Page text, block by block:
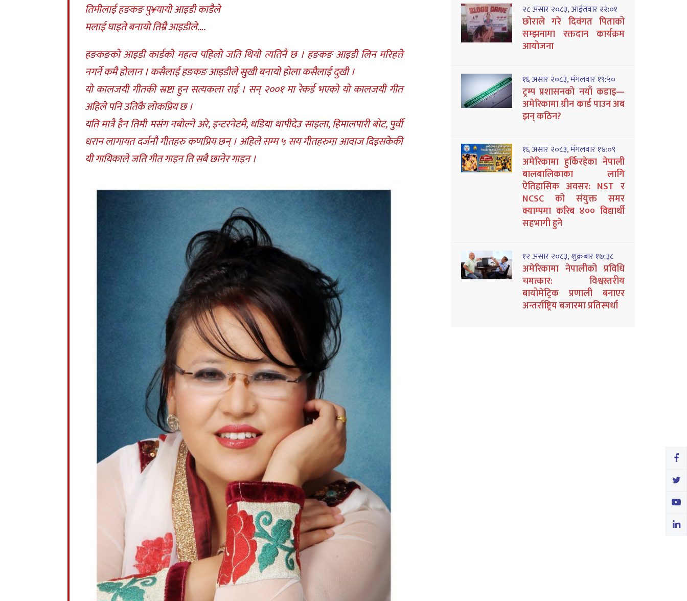
तिमीलाई हङकङ पु¥यायो आइडी काडैले
मलाई घाइते बनायो तिम्रै आइडीले….
हङकङको आइडी कार्डको महत्व पहिलो जति थियो त्यतिनै छ । हङकङ आइडी लिन मरिहत्ते
नगर्ने कमै होलान । कसैलाई हङकङ आइडीले सुखी बनायो होला कसैलाई दुखी ।
यो कालजयी गीतकी स्रष्टा हुन सत्यकला राई । सन् २००१ मा रेकर्ड भएको यो कालजयी गीत
अहिले पनि उतिकै लोकप्रिय छ ।
यति मात्रै हैन तिमी मसंग नबोल्ने अरे, इन्टरनेटमै, धडिया थापीदेउ साइला, हिमालपारी बोट, पुर्वी
धरान लागायत दर्जनौ गीतहरु कणप्रिय छन् । अहिले सम्म ५ सय गीतहरुमा आवाज दिइसकेकी
यी गायिकाले जति गीत गाइन ति सबै छानेर गाइन ।
२८ असार २०८३, आईतवार २२:०१
छोराले गरे दिवंगत पिताको
सम्झनामा रक्तदान कार्यक्रम
आयोजना
१६ असार २०८३, मंगलवार १९:५०
ट्रम्प प्रशासनको नयाँ कडाइ—
अमेरिकामा ग्रीन कार्ड पाउन अब
झन् कठिन?
१६ असार २०८३, मंगलवार १४:०९
अमेरिकामा हुर्किरहेका नेपाली
बालबालिकाका लागि
ऐतिहासिक अवसर: NST र
NCSC को संयुक्त समर
क्याम्पमा करिब ४०० विद्यार्थी
सहभागी हुने
१२ असार २०८३, शुक्रबार १७:३८
अमेरिकामा नेपालीको प्रविधि
चमत्कार: विश्वस्तरीय
बायोमेट्रिक प्रणाली बनाएर
अन्तर्राष्ट्रिय बजारमा प्रतिस्पर्धा